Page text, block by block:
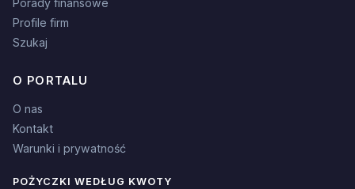
Porady finansowe
Profile firm
Szukaj
O PORTALU
O nas
Kontakt
Warunki i prywatność
POŻYCZKI WEDŁUG KWOTY